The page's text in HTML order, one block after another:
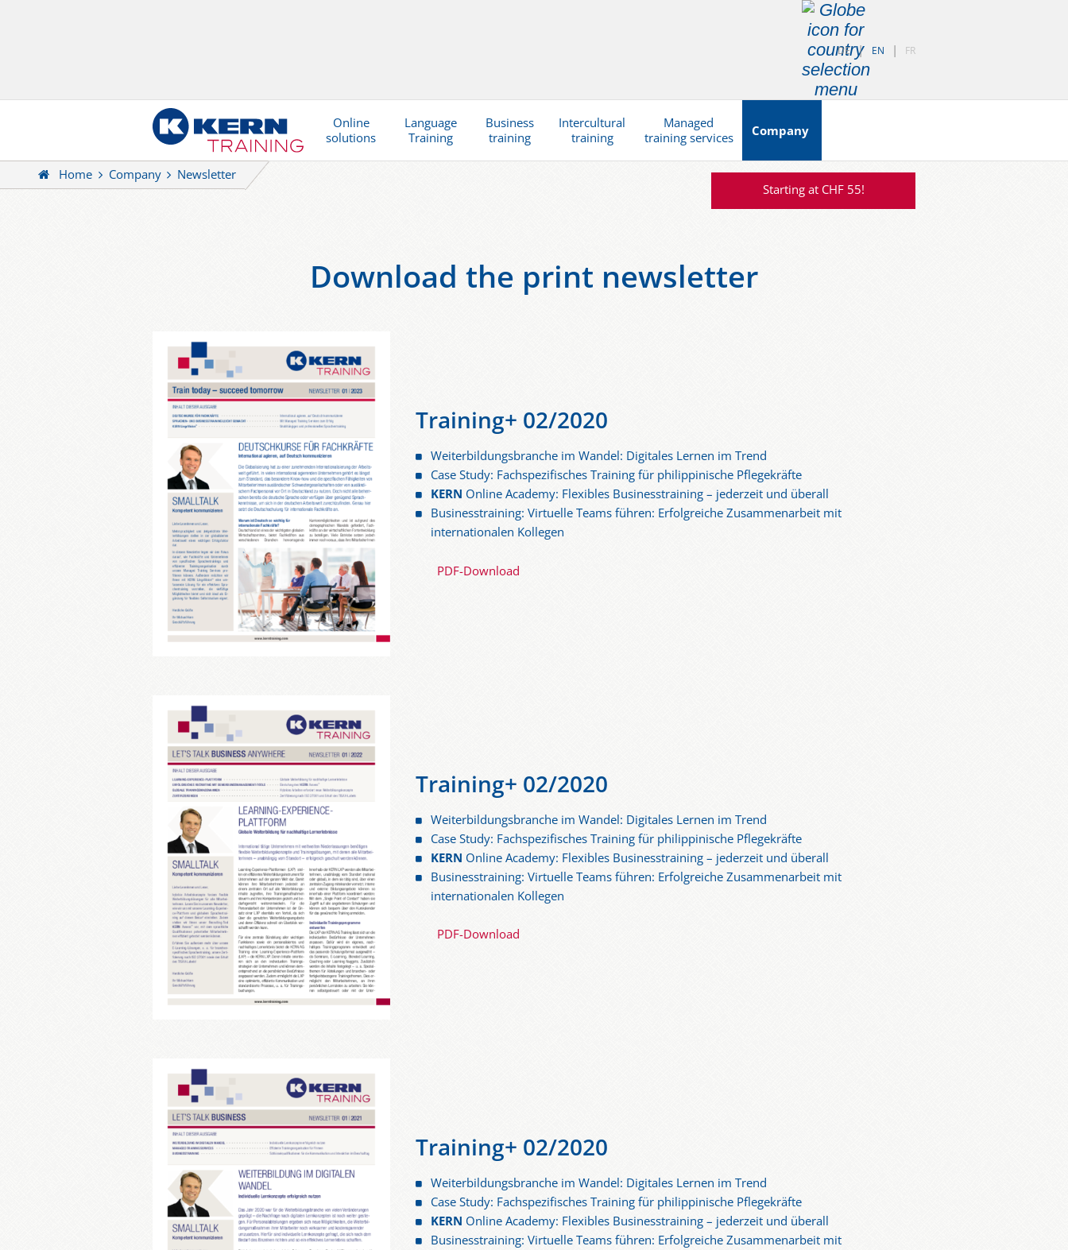
DE EN FR
Online
solutions
Language
Training
Business
training
Intercultural
training
Managed
training services
Company
Starting at CHF 55!
Home Company Newsletter
Download the print newsletter
Training+ 02/2020
Weiterbildungsbranche im Wandel: Digitales Lernen im Trend
Case Study: Fachspezifisches Training für philippinische Pflegekräfte
KERN Online Academy: Flexibles Businesstraining – jederzeit und überall
Businesstraining: Virtuelle Teams führen: Erfolgreiche Zusammenarbeit mit
internationalen Kollegen
PDF-Download
Training+ 02/2020
Weiterbildungsbranche im Wandel: Digitales Lernen im Trend
Case Study: Fachspezifisches Training für philippinische Pflegekräfte
KERN Online Academy: Flexibles Businesstraining – jederzeit und überall
Businesstraining: Virtuelle Teams führen: Erfolgreiche Zusammenarbeit mit
internationalen Kollegen
PDF-Download
Training+ 02/2020
Weiterbildungsbranche im Wandel: Digitales Lernen im Trend
Case Study: Fachspezifisches Training für philippinische Pflegekräfte
KERN Online Academy: Flexibles Businesstraining – jederzeit und überall
Businesstraining: Virtuelle Teams führen: Erfolgreiche Zusammenarbeit mit